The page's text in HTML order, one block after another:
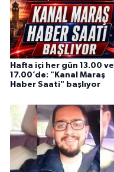
Hafta içi her gün 13.00 ve
17.00’de: "Kanal Maraş
Haber Saati" başlıyor